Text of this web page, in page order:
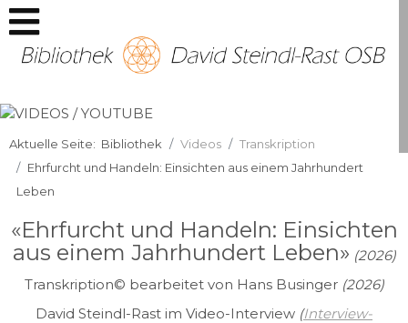
Aktuelle Seite: Bibliothek Videos
Transkription
Ehrfurcht und Handeln: Einsichten aus einem Jahrhundert
Leben
«Ehrfurcht und Handeln: Einsichten
aus einem Jahrhundert Leben» (2026)
Transkription© bearbeitet von Hans Businger (2026)
David Steindl-Rast im Video-Interview (Interview-